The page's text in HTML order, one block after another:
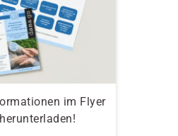
im Flyer